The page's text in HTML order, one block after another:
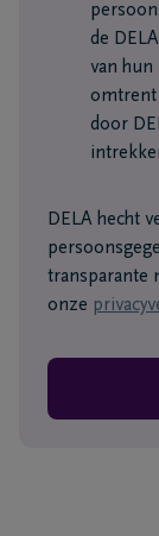
de
van
omtrent
door
DELA hecht
transparante
onze